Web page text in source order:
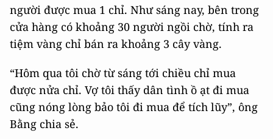
người được mua 1 chỉ. Như sáng nay, bên trong
cửa hàng có khoảng 30 người ngồi chờ, tính ra
tiệm vàng chỉ bán ra khoảng 3 cây vàng.
“Hôm qua tôi chờ từ sáng tới chiều chỉ mua
được nửa chỉ. Vợ tôi thấy dân tình ồ ạt đi mua
cũng nóng lòng bảo tôi đi mua để tích lũy”, ông
Bằng chia sẻ.